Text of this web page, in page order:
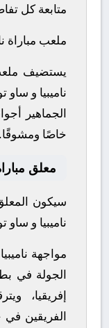
متابعة كل
ملعب مباراة
يستضيف
ناميبيا و
الجماهير
خاصًا ومشوقًا.
معلق
سيكون
ناميبيا و ساو
مواجهة
الجولة في
إفريقيا،
الفريقين في